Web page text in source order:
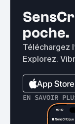
poche.
Téléchargez
Explorez.
EN SAVOIR